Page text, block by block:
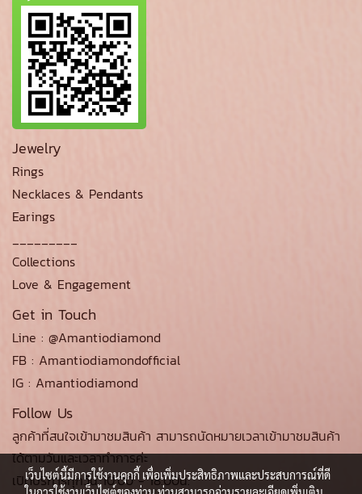
Jewelry
Rings
Necklaces & Pendants
Earings
Collections
Love & Engagement
Get in Touch
Line : @Amantiodiamond
FB : Amantiodiamondofficial
IG : Amantiodiamond
Follow Us
ลูกค้าที่สนใจเข้ามาชมสินค้า สามารถนัดหมายเวลาเข้ามาชมสินค้า
ได้ตามวันและเวลาทำการค่ะ
เปิดบริการทุกวัน 10.00 - 18.00น.
เว็บไซต์นี้มีการใช้งานคุกกี้ เพื่อเพิ่มประสิทธิภาพและประสบการณ์ที่ดี